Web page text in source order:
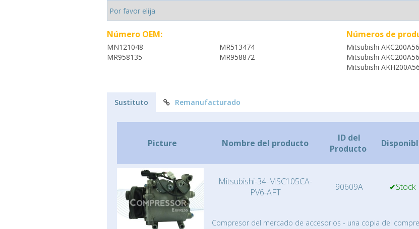
Número OEM:
MN121048
MR513474
MR958135
MR958872
Números de
Mitsubishi
Mitsubishi
Mitsubishi
Sustituto Remanufacturado
Picture Nombre del producto
ID del
Producto
Mitsubishi-34-MSC105CA-
PV6-AFT
90609A ✔Stock
Compresor del mercado de accesorios - una copia del